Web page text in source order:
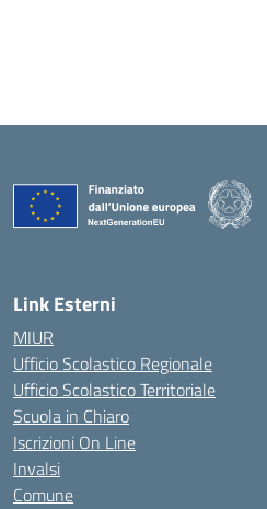
Link Esterni
MIUR
Ufficio Scolastico Regionale
Ufficio Scolastico Territoriale
Scuola in Chiaro
Iscrizioni On Line
Invalsi
Comune